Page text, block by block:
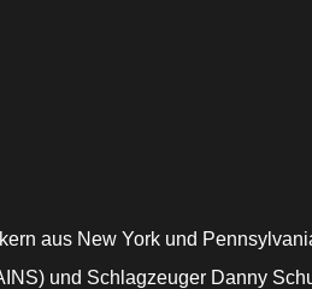
aus New York und
und Schlagzeuger Danny